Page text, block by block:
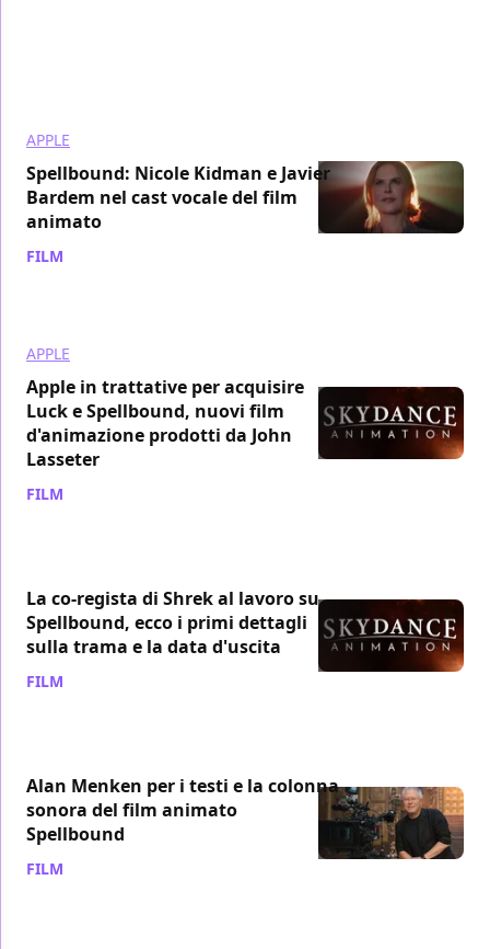
APPLE
Spellbound: Nicole Kidman e Javier
Bardem nel cast vocale del film
animato
FILM
APPLE
Apple in trattative per acquisire
Luck e Spellbound, nuovi film
d'animazione prodotti da John
Lasseter
FILM
La co-regista di Shrek al lavoro su
Spellbound, ecco i primi dettagli
sulla trama e la data d'uscita
FILM
Alan Menken per i testi e la colonna
sonora del film animato
Spellbound
FILM